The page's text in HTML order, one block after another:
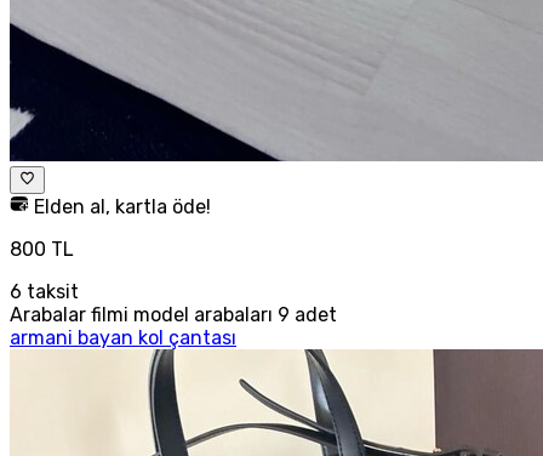
Elden al, kartla öde!
800 TL
6 taksit
Arabalar filmi model arabaları 9 adet
armani bayan kol çantası